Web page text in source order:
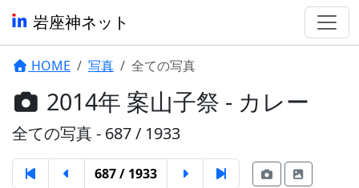
岩座神ネット
HOME 写真 全ての写真
2014年 案山子祭 - カレー
全ての写真 - 687 / 1933
687 / 1933